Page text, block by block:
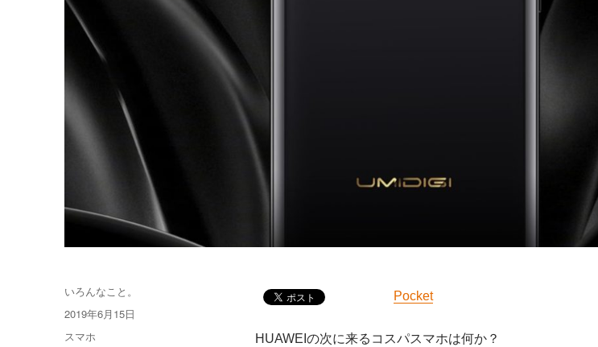
Pocket
HUAWEIの次に来るコスパスマホは何か？
投
稿
いろんなこと。
投
稿
2019年6月15日
カ
スマホ